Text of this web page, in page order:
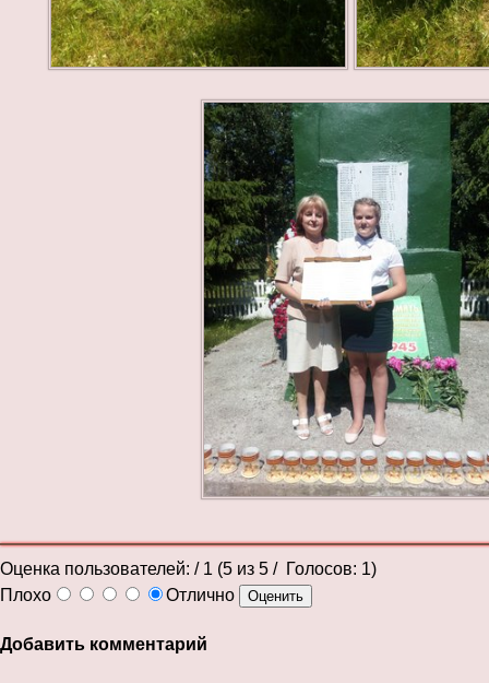
Оценка пользователей: / 1 (5 из 5 / Голосов: 1)
Плохо
Отлично
Добавить комментарий